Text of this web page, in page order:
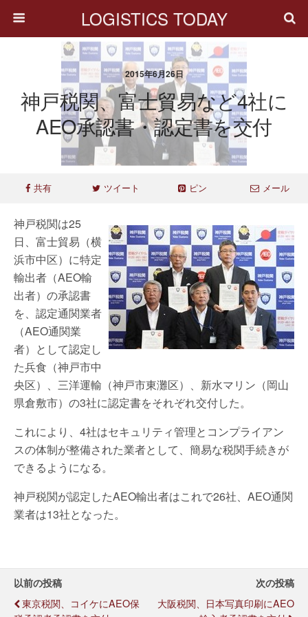
LOGISTICS TODAY
2015年6月26日
神戸税関、富士貿易など4社に
AEO承認書・認定書を交付
共有 ツイート ピン メール
神戸税関は25
日、富士貿易（横
浜市中区）に特定
輸出者（AEO輸
出者）の承認書
を、認定通関業者
（AEO通関業
者）として認定し
た兵食（神戸市中
央区）、三洋運輸（神戸市東灘区）、新水マリン（岡山
県倉敷市）の3社に認定書をそれぞれ交付した。
これにより、4社はセキュリティ管理とコンプライアン
スの体制が整備された業者として、簡易な税関手続きが
できるようになる。
神戸税関が認定したAEO輸出者はこれで26社、AEO通関
業者は13社となった。
以前の投稿
東京税関、コイケにAEO保
次の投稿
大阪税関、日本写真印刷にAEO